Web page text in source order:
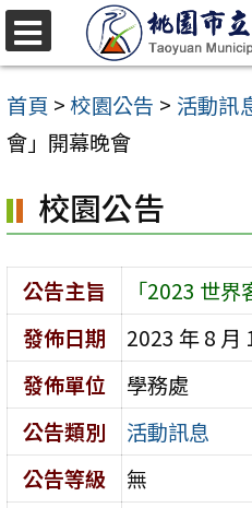
跳
至
主
要
容
區
首頁 >校園公告 > 活動訊
會」開幕晚會
校園公告
公告主旨
「2023 世
發佈日期
2023 年 8 月
發佈單位
學務處
公告類別
活動訊息
公告等級
無
選
單